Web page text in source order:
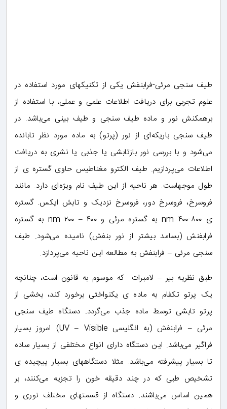
طیف سنجی مرئی-فرابنفش یکی از تکنیکهای مورد استفاده در
علوم تجربی برای دریافت اطلاعات علمی و عملی، با استفاده از
برهمکنش نور و ماده طیف سنجی و طیف بینی می‌باشد. در
طیف سنجی باریکه‌ای از نور (پرتو) به ماده مورد نظر تابانده
می‌شود و با بررسی نور بازتابشی یا جذبی یا نشری به دریافت
اطلاعات می‌پردازیم. طیف الکترو مغناطیس حاوی گستره ی از
طول موجهاست. هر ناحیه از این طیف نام ویژه‌ای دارد. مانند
فروسرخ، فروسرخ دور، فروسرخ نزدیک و تابش ایکس. گستره
ی nm ۴۰۰-۸۰۰ به گستره مرئی و nm ۲۰۰ – ۴۰۰ به گستره
فرابفنش (بسامد بیشتر از نور بنفش) نامیده می‌شود. طیف
سنجی مرئی – فرابنفش به مطالعه این ناحیه می‌پردازد.
طبق نظریه بیر – لامبرات که موسوم به قانون است، چنانچه
یک پرتو تکفام به ماده ی یکنواختی برخورد کند، بخشی از
پرتو تابشی توسط ماده جذب می‌گردد. دستگاه طیف سنجی
مرئی – فرابنفش (به انگلیسی UV – Visible) امروز بسیار
فراگیر می‌باشد. این دستگاه دارای انواع مختلفی از بسیار ساده
تا بسیار پیشرفته می‌باشد. مثلا دستگاههای بسیار پیچیده ی
تشخیص طبی که در چند دقیقه خون را تجزیه می‌کنند، بر
همین اساس می‌باشند. دستگاه از قسمتهای مختلف نوری و